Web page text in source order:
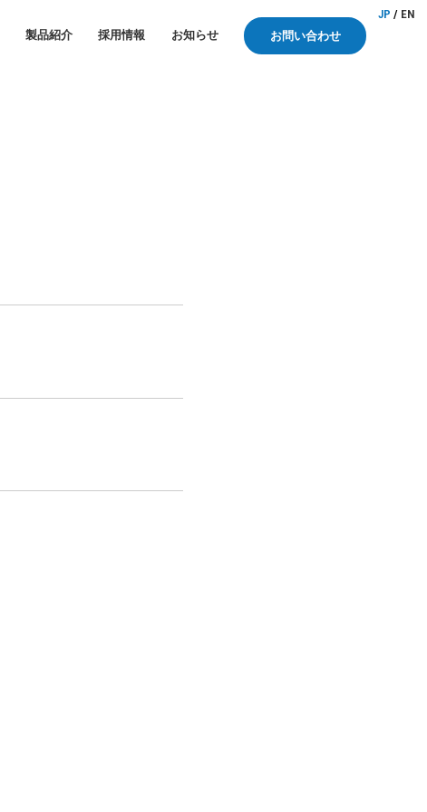
製品紹介 採用情報 お知らせ お問い合わせ
JP / EN